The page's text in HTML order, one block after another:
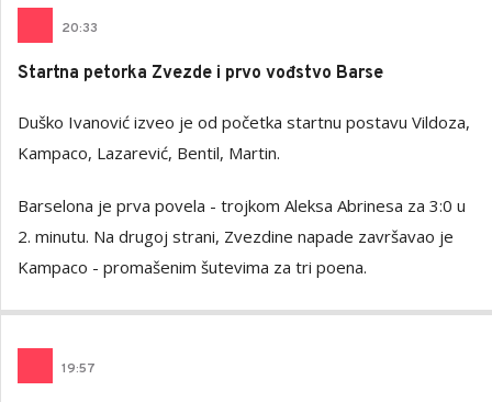
20:33
Startna petorka Zvezde i prvo vođstvo Barse
Duško Ivanović izveo je od početka startnu postavu Vildoza,
Kampaco, Lazarević, Bentil, Martin.
Barselona je prva povela - trojkom Aleksa Abrinesa za 3:0 u
2. minutu. Na drugoj strani, Zvezdine napade završavao je
Kampaco - promašenim šutevima za tri poena.
19:57